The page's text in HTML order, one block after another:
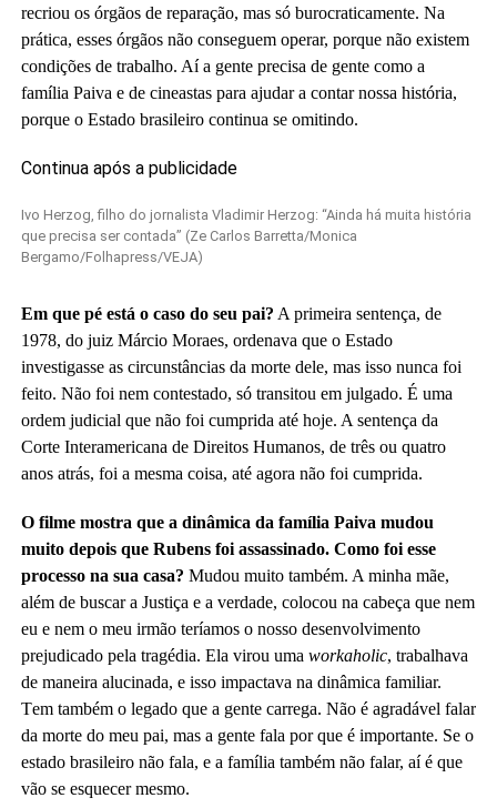
recriou os órgãos de reparação, mas só burocraticamente. Na
prática, esses órgãos não conseguem operar, porque não existem
condições de trabalho. Aí a gente precisa de gente como a
família Paiva e de cineastas para ajudar a contar nossa história,
porque o Estado brasileiro continua se omitindo.
Continua após a publicidade
Ivo Herzog, filho do jornalista Vladimir Herzog: “Ainda há muita história
que precisa ser contada” (Ze Carlos Barretta/Monica
Bergamo/Folhapress/VEJA)
Em que pé está o caso do seu pai? A primeira sentença, de
1978, do juiz Márcio Moraes, ordenava que o Estado
investigasse as circunstâncias da morte dele, mas isso nunca foi
feito. Não foi nem contestado, só transitou em julgado. É uma
ordem judicial que não foi cumprida até hoje. A sentença da
Corte Interamericana de Direitos Humanos, de três ou quatro
anos atrás, foi a mesma coisa, até agora não foi cumprida.
O filme mostra que a dinâmica da família Paiva mudou
muito depois que Rubens foi assassinado. Como foi esse
processo na sua casa? Mudou muito também. A minha mãe,
além de buscar a Justiça e a verdade, colocou na cabeça que nem
eu e nem o meu irmão teríamos o nosso desenvolvimento
prejudicado pela tragédia. Ela virou uma workaholic, trabalhava
de maneira alucinada, e isso impactava na dinâmica familiar.
Tem também o legado que a gente carrega. Não é agradável falar
da morte do meu pai, mas a gente fala por que é importante. Se o
estado brasileiro não fala, e a família também não falar, aí é que
vão se esquecer mesmo.